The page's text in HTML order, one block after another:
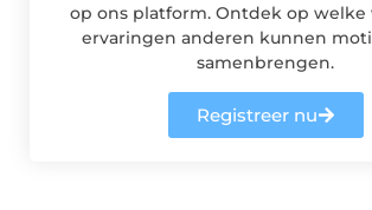
op ons platform. Ontdek op welke
ervaringen anderen kunnen
samenbrengen.
Registreer nu